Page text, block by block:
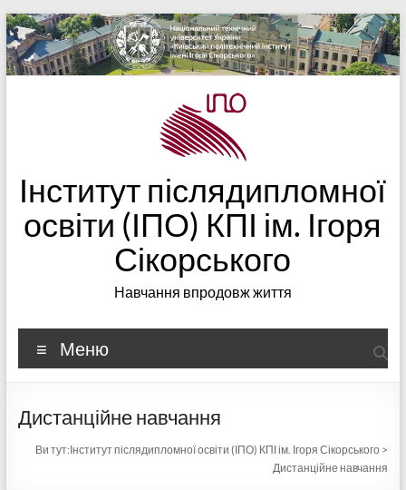
Перейти
до
вмісту
Інститут післядипломної
освіти (ІПО) КПІ ім. Ігоря
Сікорського
Навчання впродовж життя
Меню
Дистанційне навчання
Ви тут:Інститут післядипломної освіти (ІПО) КПІ ім. Ігоря Сікорського >
Дистанційне навчання